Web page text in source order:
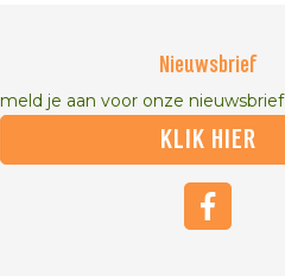
Nieuwsbrief
meld je aan voor onze nieuwsbrief
KLIK HIER